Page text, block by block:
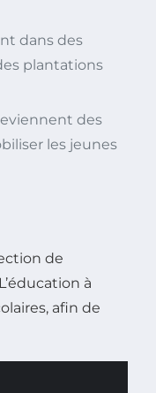
dans des
plantations
des
les jeunes
de
à
afin de